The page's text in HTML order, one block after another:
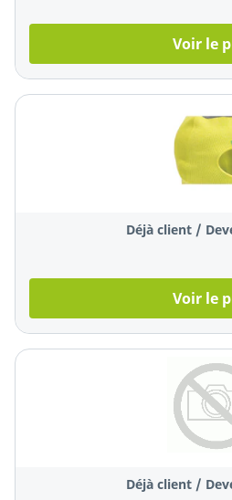
Voir le
Déjà client /
Voir le
Déjà client /